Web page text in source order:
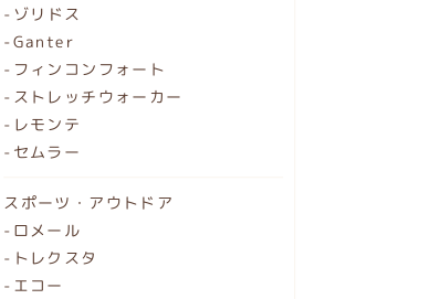
-ゾリドス
-Ganter
-フィンコンフォート
-ストレッチウォーカー
-レモンテ
-セムラー
スポーツ・アウトドア
-ロメール
-トレクスタ
-エコー